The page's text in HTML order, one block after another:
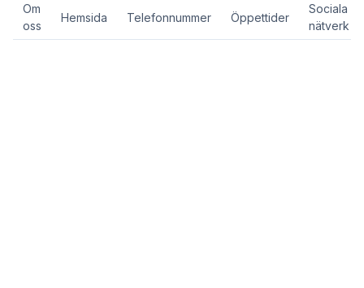
Om
oss
Hemsida Telefonnummer Öppettider
Sociala
nätverk